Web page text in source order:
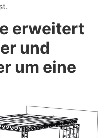
erweitert
und
um eine